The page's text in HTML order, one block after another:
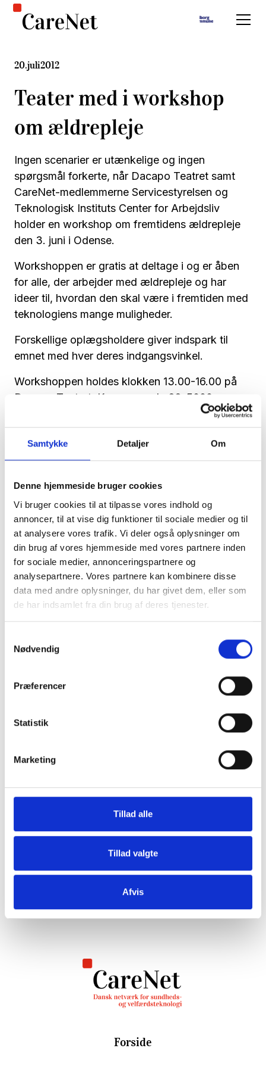
Samtykke Detaljer Om
Denne hjemmeside bruger cookies
Vi bruger cookies til at tilpasse vores indhold og
annoncer, til at vise dig funktioner til sociale medier og til
at analysere vores trafik. Vi deler også oplysninger om
din brug af vores hjemmeside med vores partnere inden
for sociale medier, annonceringspartnere og
analysepartnere. Vores partnere kan kombinere disse
data med andre oplysninger, du har givet dem, eller som
de har indsamlet fra din brug af deres tjenester.
Nødvendig
Præferencer
Statistik
Marketing
Tillad alle
Tillad valgte
Afvis
20.juli2012
Teater med i workshop
om ældrepleje
Ingen scenarier er utænkelige og ingen
spørgsmål forkerte, når Dacapo Teatret samt
CareNet-medlemmerne Servicestyrelsen og
Teknologisk Instituts Center for Arbejdsliv
holder en workshop om fremtidens ældrepleje
den 3. juni i Odense.
Workshoppen er gratis at deltage i og er åben
for alle, der arbejder med ældrepleje og har
ideer til, hvordan den skal være i fremtiden med
teknologiens mange muligheder.
Forskellige oplægsholdere giver indspark til
emnet med hver deres indgangsvinkel.
Workshoppen holdes klokken 13.00-16.00 på
Dacapo Teatret, Kongensgade 66, 5000
Læs mere her: Invitation 3. juni 2010 (761 KB)
Tilmeld dig vores nyhedsbrev
efter uge?
dugfriske nyheder fra branchen samt et
kollegaers indbakke.
CareNets fagligt stærke nyhedsbrev. Her
implementering af sundheds- og
Tilmeld dig
Forside